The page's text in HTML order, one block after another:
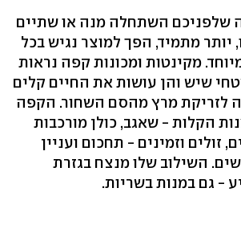
שלפניכם השתחלה מנה או שתיים
מתמיד, הפך למוצר נגיש בכל
מקינטות ומכונות קפה נראות
שיש והן עושות את החיים קלים
לזריקת מרץ מהסם השחור. הקפה
הקלות - שאגב, כולן מורכבות
זולים וזמינים - תחכום ועניין
השילוב שלו מנצח בגזרת
- גם במנות בשריות.